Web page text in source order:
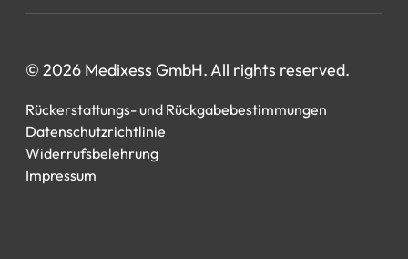
© 2026 Medixess GmbH. All rights reserved.
Rückerstattungs- und Rückgabebestimmungen
Datenschutzrichtlinie
Widerrufsbelehrung
Impressum